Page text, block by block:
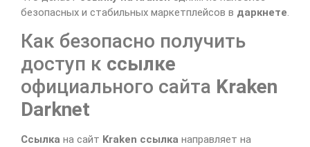
безопасных и стабильных маркетплейсов в даркнете.
Как безопасно получить
доступ к ссылке
официального сайта Kraken
Darknet
Ссылка на сайт Kraken ссылка направляет на